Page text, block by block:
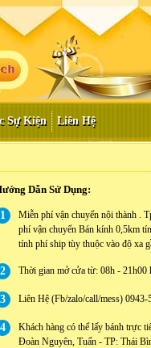
Sự Kiện Liên Hệ
Dẫn Sử Dụng:
1
Miễn phí vận chuyển nội thành .
phí vận chuyển Bán kính 0,5km
tính phí ship tùy thuộc vào độ xa
2 Thời gian mở cửa từ: 08h - 21h00
3 Liên Hệ (Fb/zalo/call/mess) 0943-
4
Khách hàng có thể lấy bánh trực
Đoàn Nguyên, Tuấn - TP: Thái